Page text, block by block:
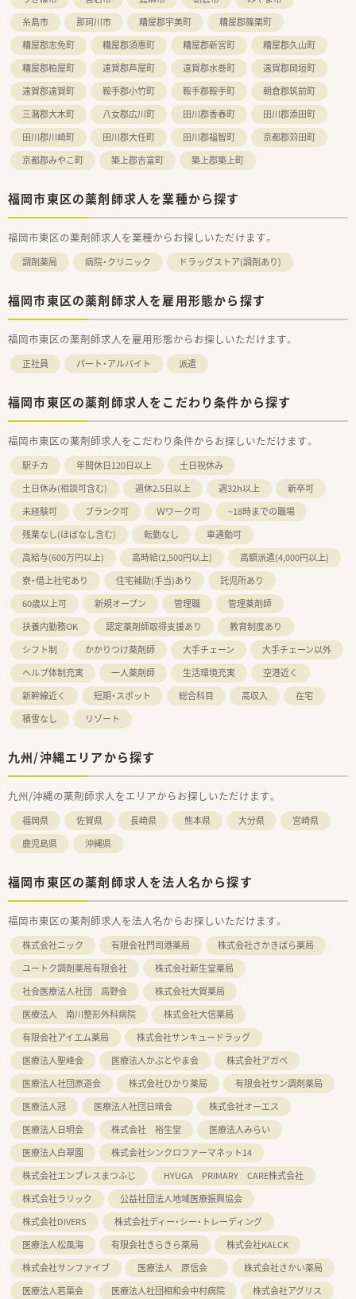
糸島市
那珂川市 糟屋郡宇美町
糟屋郡篠栗町
糟屋郡志免町
糟屋郡須惠町 糟屋郡新宮町
糟屋郡久山町
糟屋郡粕屋町
遠賀郡芦屋町 遠賀郡水巻町
遠賀郡岡垣町
遠賀郡遠賀町
鞍手郡小竹町 鞍手郡鞍手町
朝倉郡筑前町
三潴郡大木町
八女郡広川町 田川郡香春町
田川郡添田町
田川郡川崎町
田川郡大任町 田川郡福智町
京都郡苅田町
京都郡みやこ町
築上郡吉富町 築上郡築上町
福岡市東区の薬剤師求人を業種から探す
福岡市東区の薬剤師求人を業種からお探しいただけます。
調剤薬局 病院・クリニック ドラッグストア(調剤あり)
福岡市東区の薬剤師求人を雇用形態から探す
福岡市東区の薬剤師求人を雇用形態からお探しいただけます。
正社員 パート・アルバイト 派遣
福岡市東区の薬剤師求人をこだわり条件から探す
福岡市東区の薬剤師求人をこだわり条件からお探しいただけます。
駅チカ 年間休日120日以上
土日祝休み
土日休み(相談可含む)
週休2.5日以上 週32h以上
新卒可
未経験可
ブランク可 Ｗワーク可
~18時までの職場
残業なし(ほぼなし含む)
転勤なし
車通勤可
高給与(600万円以上)
高時給(2,500円以上)
高額派遣(4,000円以上)
寮・借上社宅あり
住宅補助(手当)あり
託児所あり
60歳以上可
新規オープン 管理職
管理薬剤師
扶養内勤務OK
認定薬剤師取得支援あり
教育制度あり
シフト制
かかりつけ薬剤師 大手チェーン
大手チェーン以外
ヘルプ体制充実
一人薬剤師 生活環境充実
空港近く
新幹線近く
短期・スポット 総合科目 高収入
在宅
積雪なし
リゾート
九州/沖縄エリアから探す
九州/沖縄の薬剤師求人をエリアからお探しいただけます。
福岡県 佐賀県 長崎県 熊本県 大分県
宮崎県
鹿児島県
沖縄県
福岡市東区の薬剤師求人を法人名から探す
福岡市東区の薬剤師求人を法人名からお探しいただけます。
株式会社ニック 有限会社門司港薬局
株式会社さかきばら薬局
ユートク調剤薬局有限会社
株式会社新生堂薬局
社会医療法人社団 高野会
株式会社大賀薬局
医療法人 南川整形外科病院
株式会社大信薬局
有限会社アイエム薬局
株式会社サンキュードラッグ
医療法人聖峰会
医療法人かぶとやま会
株式会社アガペ
医療法人社団原道会
株式会社ひかり薬局
有限会社サン調剤薬局
医療法人冠
医療法人社団日晴会
株式会社オーエス
医療法人日明会
株式会社 裕生堂
医療法人みらい
医療法人白翠園
株式会社シンクロファーマネット14
株式会社エンブレスまつふじ
HYUGA PRIMARY CARE株式会社
株式会社ラリック
公益社団法人地域医療振興協会
株式会社DIVERS
株式会社ディー・シー・トレーディング
医療法人松風海
有限会社きらきら薬局
株式会社KALCK
株式会社サンファイブ
医療法人 原信会
株式会社さかい薬局
医療法人若葉会
医療法人社団相和会中村病院
株式会社アグリス